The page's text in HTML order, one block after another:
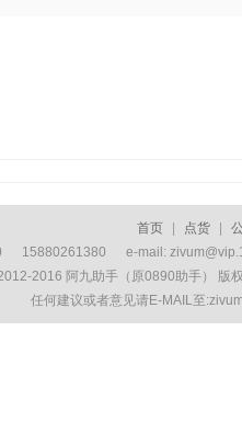
首页 点货
15880261380 e-mail:
2016 阿九助手（原0890助手） 版
任何建议或者意见请E-MAIL至